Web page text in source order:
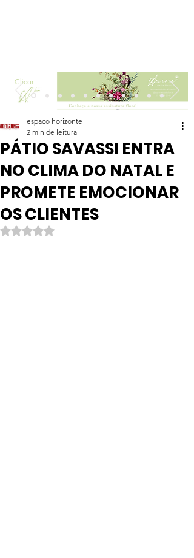
Clicar
PÁTIO SAVASSI ENTRA
NO CLIMA DO NATAL E
PROMETE EMOCIONAR
OS CLIENTES
espaco horizonte
2 min de leitura
Avaliado com NaN de 5 estrelas.